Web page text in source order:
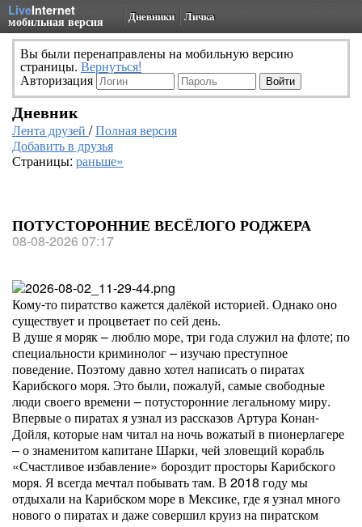
LiveInternet
мобильная версия Дневники Личка
Вы были перенаправлены на мобильную версию
страницы. Вернуться!
Авторизация
Дневник
Лента друзей /Полная версия
Добавить в друзья
Страницы: раньше»
ПОТУСТОРОННИЕ ВЕСЁЛОГО РОДЖЕРА
08-08-2026 07:17
Кому-то пиратство кажется далёкой историей. Однако оно
существует и процветает по сей день.
В душе я моряк – люблю море, три года служил на флоте; по
специальности криминолог – изучаю преступное
поведение. Поэтому давно хотел написать о пиратах
Карибского моря. Это были, пожалуй, самые свободные
люди своего времени – потусторонние легальному миру.
Впервые о пиратах я узнал из рассказов Артура Конан-
Дойля, которые нам читал на ночь вожатый в пионерлагере
– о знаменитом капитане Шарки, чей зловещий корабль
«Счастливое избавление» бороздит просторы Карибского
моря. Я всегда мечтал побывать там. В 2018 году мы
отдыхали на Карибском море в Мексике, где я узнал много
нового о пиратах и даже совершил круиз на пиратском